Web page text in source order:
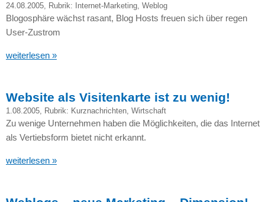
24.08.2005, Rubrik: Internet-Marketing, Weblog
Blogosphäre wächst rasant, Blog Hosts freuen sich über regen
User-Zustrom
weiterlesen »
Website als Visitenkarte ist zu wenig!
1.08.2005, Rubrik: Kurznachrichten, Wirtschaft
Zu wenige Unternehmen haben die Möglichkeiten, die das Internet
als Vertiebsform bietet nicht erkannt.
weiterlesen »